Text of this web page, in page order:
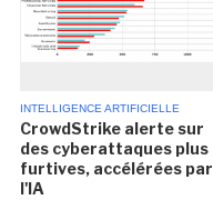
INTELLIGENCE ARTIFICIELLE
CrowdStrike alerte sur
des cyberattaques plus
furtives, accélérées par
l'IA